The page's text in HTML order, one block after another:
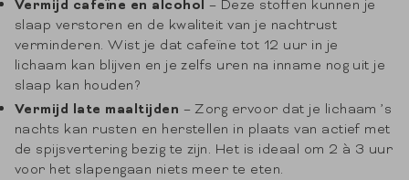
Vermijd cafeïne en alcohol – Deze stoffen kunnen je
slaap verstoren en de kwaliteit van je nachtrust
verminderen. Wist je dat cafeïne tot 12 uur in je
lichaam kan blijven en je zelfs uren na inname nog uit je
slaap kan houden?
Vermijd late maaltijden – Zorg ervoor dat je lichaam ’s
nachts kan rusten en herstellen in plaats van actief met
de spijsvertering bezig te zijn. Het is ideaal om 2 à 3 uur
voor het slapengaan niets meer te eten.